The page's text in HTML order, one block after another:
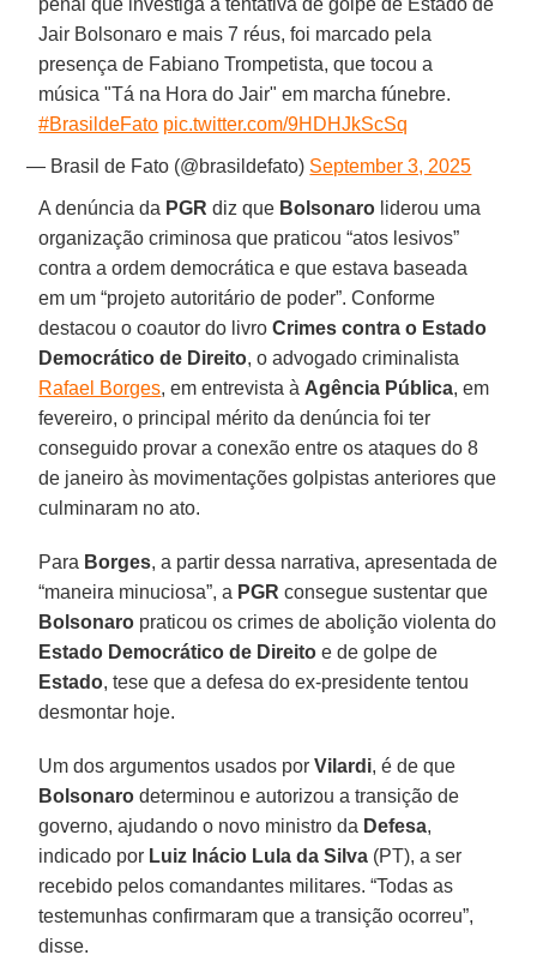
Jair Bolsonaro e mais 7 réus, foi marcado pela
presença de Fabiano Trompetista, que tocou a
música "Tá na Hora do Jair" em marcha fúnebre.
#BrasildeFato pic.twitter.com/9HDHJkScSq
— Brasil de Fato (@brasildefato) September 3, 2025
A denúncia da PGR diz que Bolsonaro liderou uma
organização criminosa que praticou “atos lesivos”
contra a ordem democrática e que estava baseada
em um “projeto autoritário de poder”. Conforme
destacou o coautor do livroCrimes contra o Estado
Democrático de Direito, o advogado criminalista
Rafael Borges, em entrevista à Agência Pública, em
fevereiro, o principal mérito da denúncia foi ter
conseguido provar a conexão entre os ataques do 8
de janeiro às movimentações golpistas anteriores que
culminaram no ato.
Para Borges, a partir dessa narrativa, apresentada de
“maneira minuciosa”, a PGR consegue sustentar que
Bolsonaro praticou os crimes de abolição violenta do
Estado Democrático de Direito e de golpe de
Estado, tese que a defesa do ex-presidente tentou
desmontar hoje.
Um dos argumentos usados porVilardi, é de que
Bolsonaro determinou e autorizou a transição de
governo, ajudando o novo ministro da Defesa,
indicado por Luiz Inácio Lula da Silva (PT), a ser
recebido pelos comandantes militares. “Todas as
testemunhas confirmaram que a transição ocorreu”,
disse.